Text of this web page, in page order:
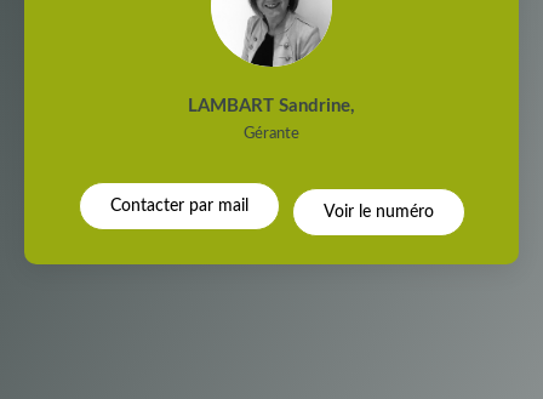
LAMBART Sandrine,
Gérante
Contacter par mail Voir le numéro